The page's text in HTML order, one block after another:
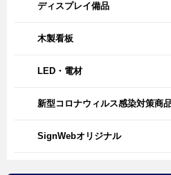
ディスプレイ備品
木製看板
LED・電材
新型コロナウィルス感染対策商
SignWebオリジナル